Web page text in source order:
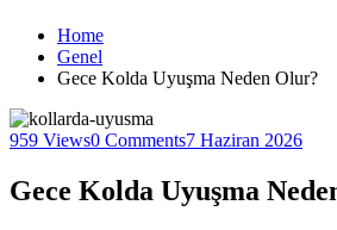
Home
Genel
Gece Kolda Uyuşma Neden Olur?
959 Views0 Comments7 Haziran 2026
Gece Kolda Uyuşma